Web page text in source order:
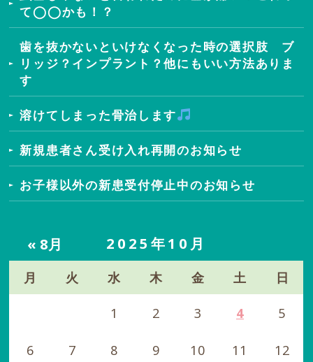
て◯◯かも！？
歯を抜かないといけなくなった時の選択肢 ブ
リッジ？インプラント？他にもいい方法ありま
す
溶けてしまった骨治します
新規患者さん受け入れ再開のお知らせ
お子様以外の新患受付停止中のお知らせ
2025年10月
月 火 水 木 金 土 日
« 8月
1 2 3 4 5
6 7 8 9 10 11 12